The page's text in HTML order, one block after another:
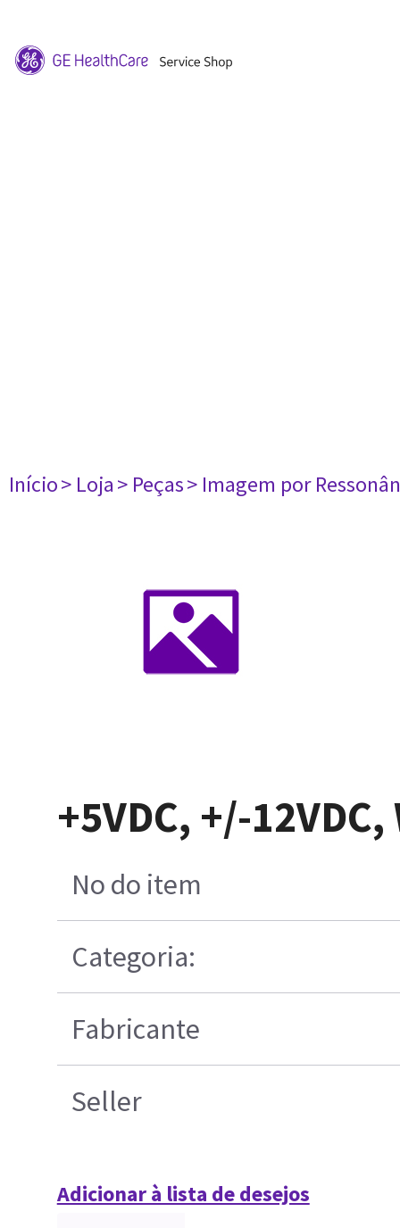
Início> Loja> Peças> Imagem por
+5VDC, +/-12VDC,
No do item
Categoria:
Fabricante
Seller
Adicionar à lista de desejos